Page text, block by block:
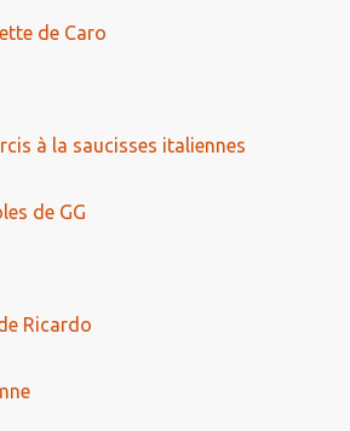
de Caro
à la saucisses italiennes
de GG
Ricardo